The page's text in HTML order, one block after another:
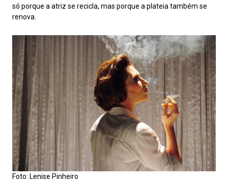
só porque a atriz se recicla, mas porque a plateia também se
renova.
Foto: Lenise Pinheiro